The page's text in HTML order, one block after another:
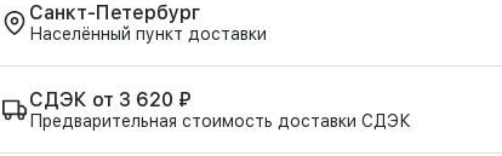
Санкт-Петербург
Населённый пункт доставки
СДЭК от 3 620 ₽
Предварительная стоимость доставки СДЭК